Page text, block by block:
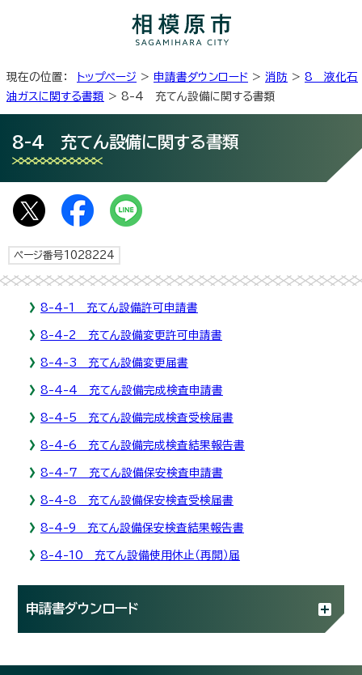
現在の位置： トップページ > 申請書ダウンロード > 消防 > 8 液化石
油ガスに関する書類 > 8-4 充てん設備に関する書類
8-4 充てん設備に関する書類
ページ番号1028224
8-4-1 充てん設備許可申請書
8-4-2 充てん設備変更許可申請書
8-4-3 充てん設備変更届書
8-4-4 充てん設備完成検査申請書
8-4-5 充てん設備完成検査受検届書
8-4-6 充てん設備完成検査結果報告書
8-4-7 充てん設備保安検査申請書
8-4-8 充てん設備保安検査受検届書
8-4-9 充てん設備保安検査結果報告書
8-4-10 充てん設備使用休止（再開）届
申請書ダウンロード